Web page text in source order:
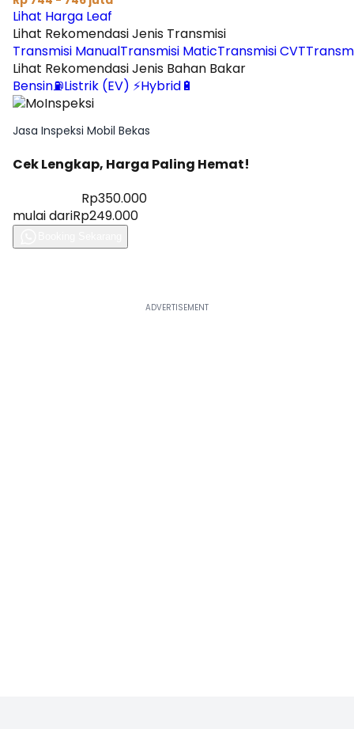
Lihat Harga Leaf
Lihat Rekomendasi Jenis Transmisi
Transmisi ManualTransmisi MaticTransmisi CVT
Lihat Rekomendasi Jenis Bahan Bakar
Bensin⛽Listrik (EV) ⚡Hybrid🔋
Jasa Inspeksi Mobil Bekas
Cek Lengkap, Harga Paling Hemat!
Rp350.000
mulai dariRp249.000